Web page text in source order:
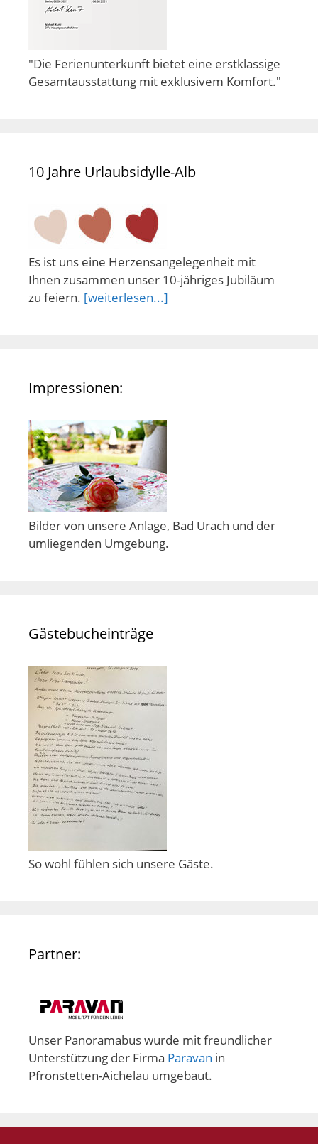
"Die Ferienunterkunft bietet eine erstklassige
Gesamtausstattung mit exklusivem Komfort."
10 Jahre Urlaubsidylle-Alb
Es ist uns eine Herzensangelegenheit mit
Ihnen zusammen unser 10-jähriges Jubiläum
zu feiern. [weiterlesen...]
Impressionen:
Bilder von unsere Anlage, Bad Urach und der
umliegenden Umgebung.
Gästebucheinträge
So wohl fühlen sich unsere Gäste.
Partner:
Unser Panoramabus wurde mit freundlicher
Unterstützung der Firma Paravan in
Pfronstetten-Aichelau umgebaut.